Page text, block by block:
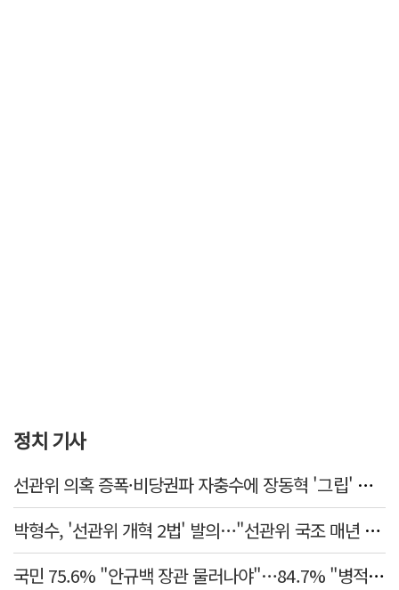
정치 기사
선관위 의혹 증폭·비당권파 자충수에 장동혁 '그립' 더 강해졌다
박형수, '선관위 개혁 2법' 발의…"선관위 국조 매년 실시"
국민 75.6% "안규백 장관 물러나야"…84.7% "병적기록부 공개해야"